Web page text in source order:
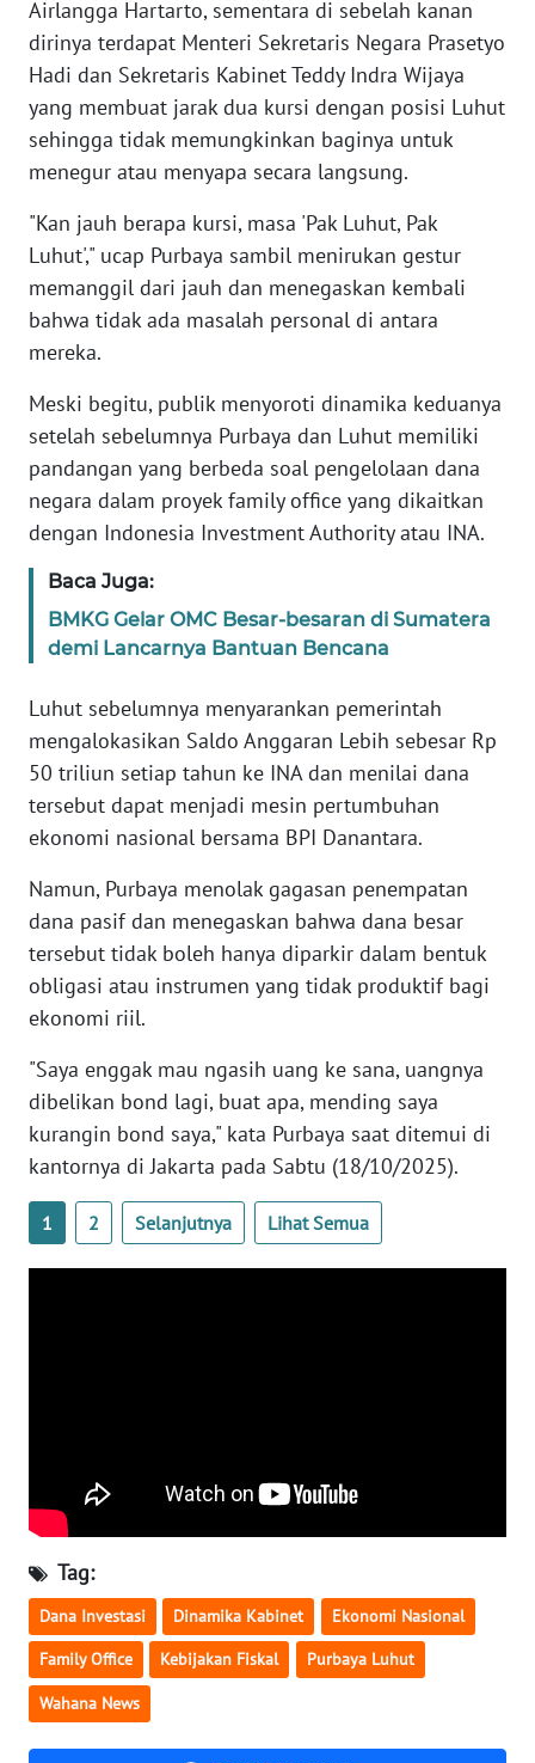
Airlangga Hartarto, sementara di sebelah kanan
dirinya terdapat Menteri Sekretaris Negara Prasetyo
Hadi dan Sekretaris Kabinet Teddy Indra Wijaya
yang membuat jarak dua kursi dengan posisi Luhut
sehingga tidak memungkinkan baginya untuk
menegur atau menyapa secara langsung.
"Kan jauh berapa kursi, masa 'Pak Luhut, Pak
Luhut'," ucap Purbaya sambil menirukan gestur
memanggil dari jauh dan menegaskan kembali
bahwa tidak ada masalah personal di antara
mereka.
Meski begitu, publik menyoroti dinamika keduanya
setelah sebelumnya Purbaya dan Luhut memiliki
pandangan yang berbeda soal pengelolaan dana
negara dalam proyek family office yang dikaitkan
dengan Indonesia Investment Authority atau INA.
Baca Juga:
BMKG Gelar OMC Besar-besaran di Sumatera
demi Lancarnya Bantuan Bencana
Luhut sebelumnya menyarankan pemerintah
mengalokasikan Saldo Anggaran Lebih sebesar Rp
50 triliun setiap tahun ke INA dan menilai dana
tersebut dapat menjadi mesin pertumbuhan
ekonomi nasional bersama BPI Danantara.
Namun, Purbaya menolak gagasan penempatan
dana pasif dan menegaskan bahwa dana besar
tersebut tidak boleh hanya diparkir dalam bentuk
obligasi atau instrumen yang tidak produktif bagi
ekonomi riil.
"Saya enggak mau ngasih uang ke sana, uangnya
dibelikan bond lagi, buat apa, mending saya
kurangin bond saya," kata Purbaya saat ditemui di
kantornya di Jakarta pada Sabtu (18/10/2025).
1 2 Selanjutnya Lihat Semua
Tag:
Dana Investasi Dinamika Kabinet Ekonomi Nasional
Family Office Kebijakan Fiskal Purbaya Luhut
Wahana News
Wahana
News
Regional
WN
SUMUT
WN
WN
JABAR
WN
WN
NTT
WN
KEPRI
PAPUA
WN
PAPUA
BARAT
WN
RIAU
WN
SERAMBI
WN
JAMBI
WN
WN
NTB
WN
BABEL
WN
SUMBAR
WN
SUMSEL